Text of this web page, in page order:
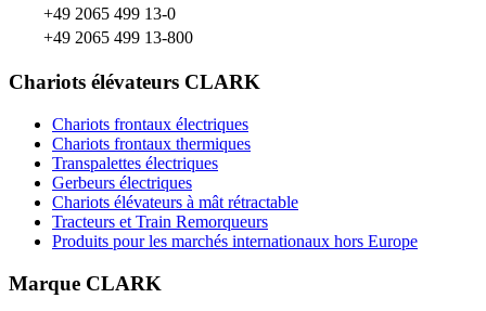
+49 2065 499 13-0
+49 2065 499 13-800
Chariots élévateurs CLARK
Chariots frontaux électriques
Chariots frontaux thermiques
Transpalettes électriques
Gerbeurs électriques
Chariots élévateurs à mât rétractable
Tracteurs et Train Remorqueurs
Produits pour les marchés internationaux hors Europe
Marque CLARK